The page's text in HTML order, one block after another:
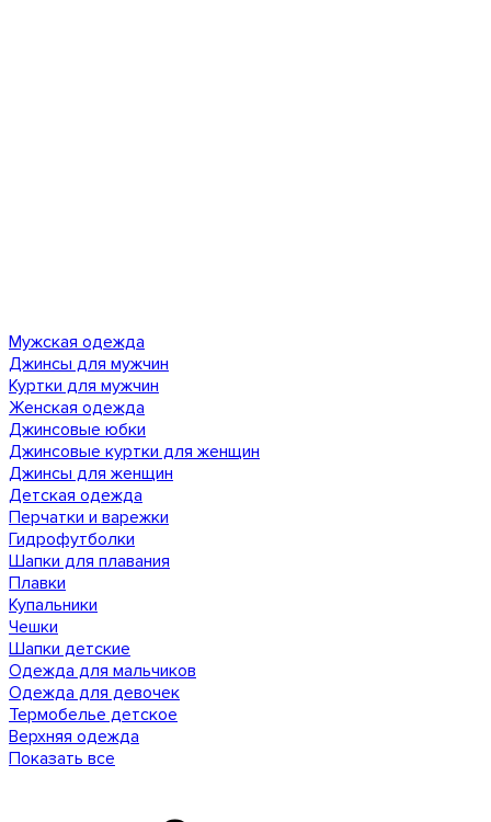
Мужская одежда
Джинсы для мужчин
Куртки для мужчин
Женская одежда
Джинсовые юбки
Джинсовые куртки для женщин
Джинсы для женщин
Детская одежда
Перчатки и варежки
Гидрофутболки
Шапки для плавания
Плавки
Купальники
Чешки
Шапки детские
Одежда для мальчиков
Одежда для девочек
Термобелье детское
Верхняя одежда
Показать все